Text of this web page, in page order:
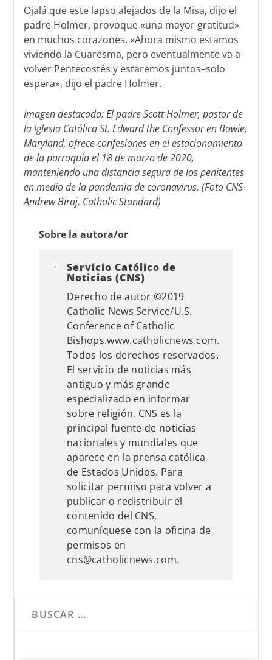
Ojalá que este lapso alejados de la Misa, dijo el
padre Holmer, provoque «una mayor gratitud»
en muchos corazones. «Ahora mismo estamos
viviendo la Cuaresma, pero eventualmente va a
volver Pentecostés y estaremos juntos–solo
espera», dijo el padre Holmer.
Imagen destacada: El padre Scott Holmer, pastor de
la Iglesia Católica St. Edward the Confessor en Bowie,
Maryland, ofrece confesiones en el estacionamiento
de la parroquia el 18 de marzo de 2020,
manteniendo una distancia segura de los penitentes
en medio de la pandemia de coronavirus. (Foto CNS-
Andrew Biraj, Catholic Standard)
Sobre la autora/or
Servicio Católico de
Noticias (CNS)
Derecho de autor ©2019
Catholic News Service/U.S.
Conference of Catholic
Bishops.www.catholicnews.com.
Todos los derechos reservados.
El servicio de noticias más
antiguo y más grande
especializado en informar
sobre religión, CNS es la
principal fuente de noticias
nacionales y mundiales que
aparece en la prensa católica
de Estados Unidos. Para
solicitar permiso para volver a
publicar o redistribuir el
contenido del CNS,
comuníquese con la oficina de
permisos en
cns@catholicnews.com.